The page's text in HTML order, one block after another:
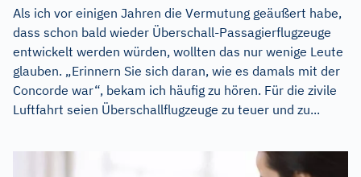
Als ich vor einigen Jahren die Vermutung geäußert habe,
dass schon bald wieder Überschall-Passagierflugzeuge
entwickelt werden würden, wollten das nur wenige Leute
glauben. „Erinnern Sie sich daran, wie es damals mit der
Concorde war“, bekam ich häufig zu hören. Für die zivile
Luftfahrt seien Überschallflugzeuge zu teuer und zu...